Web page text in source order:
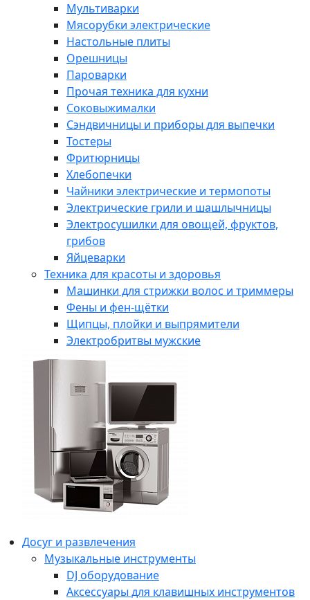
Мультиварки
Мясорубки электрические
Настольные плиты
Орешницы
Пароварки
Прочая техника для кухни
Соковыжималки
Сэндвичницы и приборы для выпечки
Тостеры
Фритюрницы
Хлебопечки
Чайники электрические и термопоты
Электрические грили и шашлычницы
Электросушилки для овощей, фруктов,
грибов
Яйцеварки
Техника для красоты и здоровья
Машинки для стрижки волос и триммеры
Фены и фен-щётки
Щипцы, плойки и выпрямители
Электробритвы мужские
Досуг и развлечения
Музыкальные инструменты
DJ оборудование
Аксессуары для клавишных инструментов